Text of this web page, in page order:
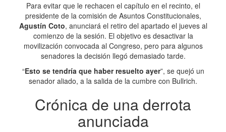
Para evitar que le rechacen el capítulo en el recinto, el
presidente de la comisión de Asuntos Constitucionales,
Agustín Coto, anunciará el retiro del apartado el jueves al
comienzo de la sesión. El objetivo es desactivar la
movilización convocada al Congreso, pero para algunos
senadores la decisión llegó demasiado tarde.
“Esto se tendría que haber resuelto ayer”, se quejó un
senador aliado, a la salida de la cumbre con Bullrich.
Crónica de una derrota
anunciada